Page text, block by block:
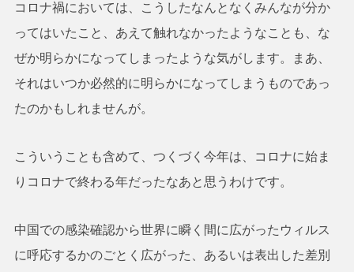
コロナ禍においては、こうしたなんとなくみんなが分か
ってはいたこと、あえて触れなかったようなことも、な
ぜか明らかになってしまったような気がします。まあ、
それはいつか必然的に明らかになってしまうものであっ
たのかもしれませんが。
こういうことも含めて、つくづく今年は、コロナに始ま
りコロナで終わる年だったなあと思うわけです。
中国での感染確認から世界に瞬く間に広がったウィルス
に呼応するかのごとく広がった、あるいは表出した差別